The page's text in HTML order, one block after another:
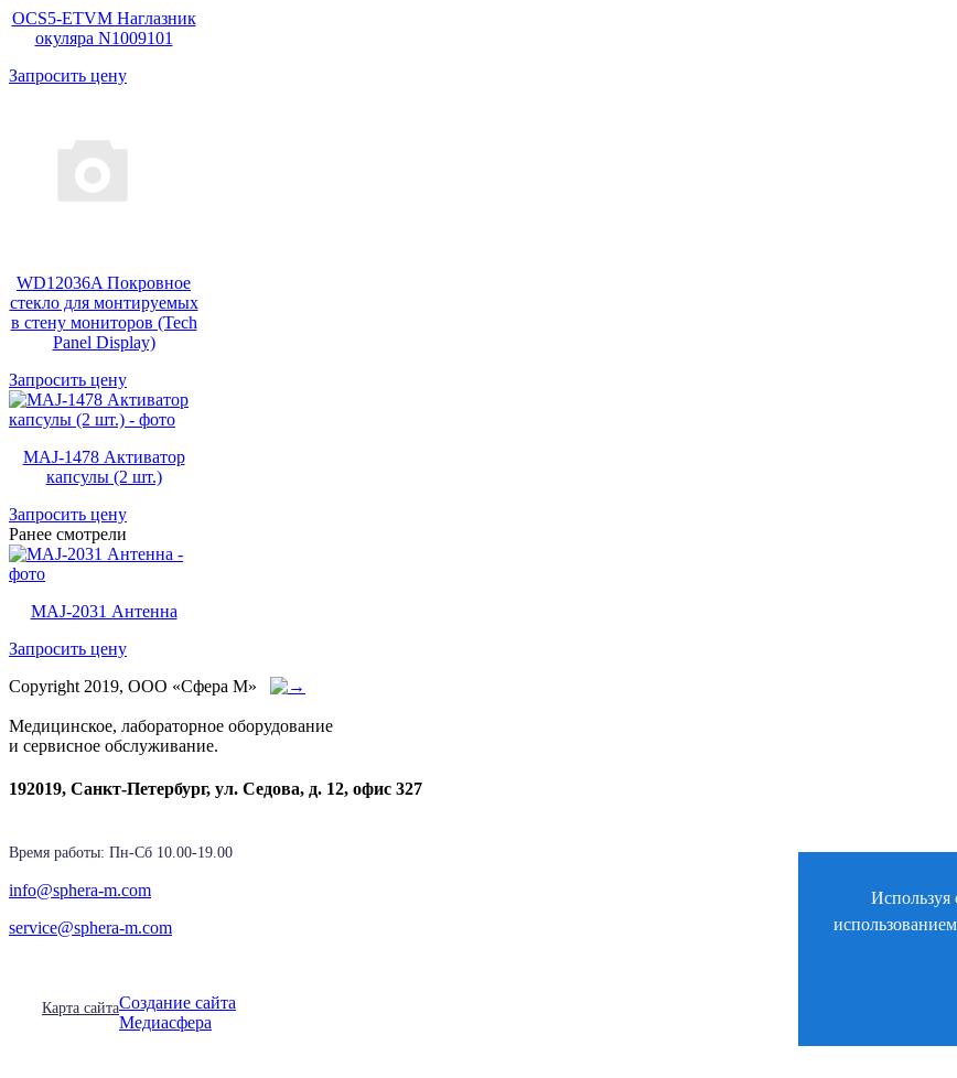
Используя
OCS5-ETVM Наглазник
окуляра N1009101
Запросить цену
WD12036A Покровное
стекло для монтируемых
в стену мониторов (Tech
Panel Display)
Запросить цену
MAJ-1478 Активатор
капсулы (2 шт.)
Запросить цену
Ранее смотрели
MAJ-2031 Антенна
Запросить цену
Copyright 2019, ООО «Сфера М»
Медицинское, лабораторное оборудование
и сервисное обслуживание.
192019, Санкт-Петербург, ул. Седова, д. 12, офис 327
Время работы: Пн-Cб 10.00-19.00
info@sphera-m.com
service@sphera-m.com
Карта сайтаСоздание сайта
Медиасфера